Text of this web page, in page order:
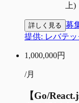
上)
詳しく見る 募
提供: レバテ
1,000,000円
/月
【Go/